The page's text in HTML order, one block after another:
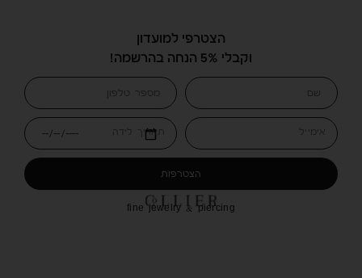
הצטרפי למועדון
וקבלי 5% הנחה בהרשמה!
אימייל תאריך לידה
הצטרפות
fine jewelry & piercing